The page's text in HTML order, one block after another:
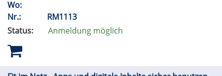
Wo:
Nr.:
RM1113
Status:
Anmeldung möglich